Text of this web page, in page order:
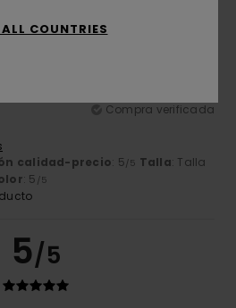
5/5
Compra verificada
calidad-precio: 5/5 Talla: Talla
: 5 /5
5/5
COUNTRIES